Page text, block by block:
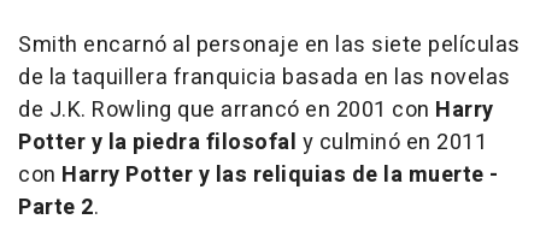
Smith encarnó al personaje en las siete películas
de la taquillera franquicia basada en las novelas
de J.K. Rowling que arrancó en 2001 con Harry
Potter y la piedra filosofal y culminó en 2011
con Harry Potter y las reliquias de la muerte -
Parte 2.